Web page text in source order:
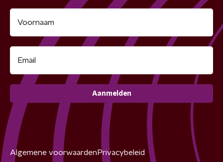
Aanmelden
Algemene voorwaarden Privacybeleid